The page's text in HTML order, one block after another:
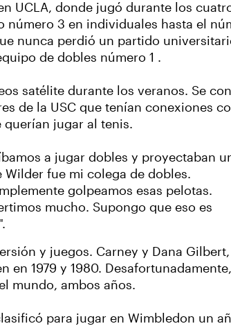
UCLA, donde jugó durante los
número 3 en individuales hasta el
nunca perdió un partido
de dobles número 1 .
satélite durante los veranos. Se
de la USC que tenían conexiones
querían jugar al tenis.
a jugar dobles y proyectaban
Wilder fue mi colega de dobles.
golpeamos esas pelotas.
mucho. Supongo que eso es
y juegos. Carney y Dana
en 1979 y 1980.
mundo, ambos años.
para jugar en Wimbledon un